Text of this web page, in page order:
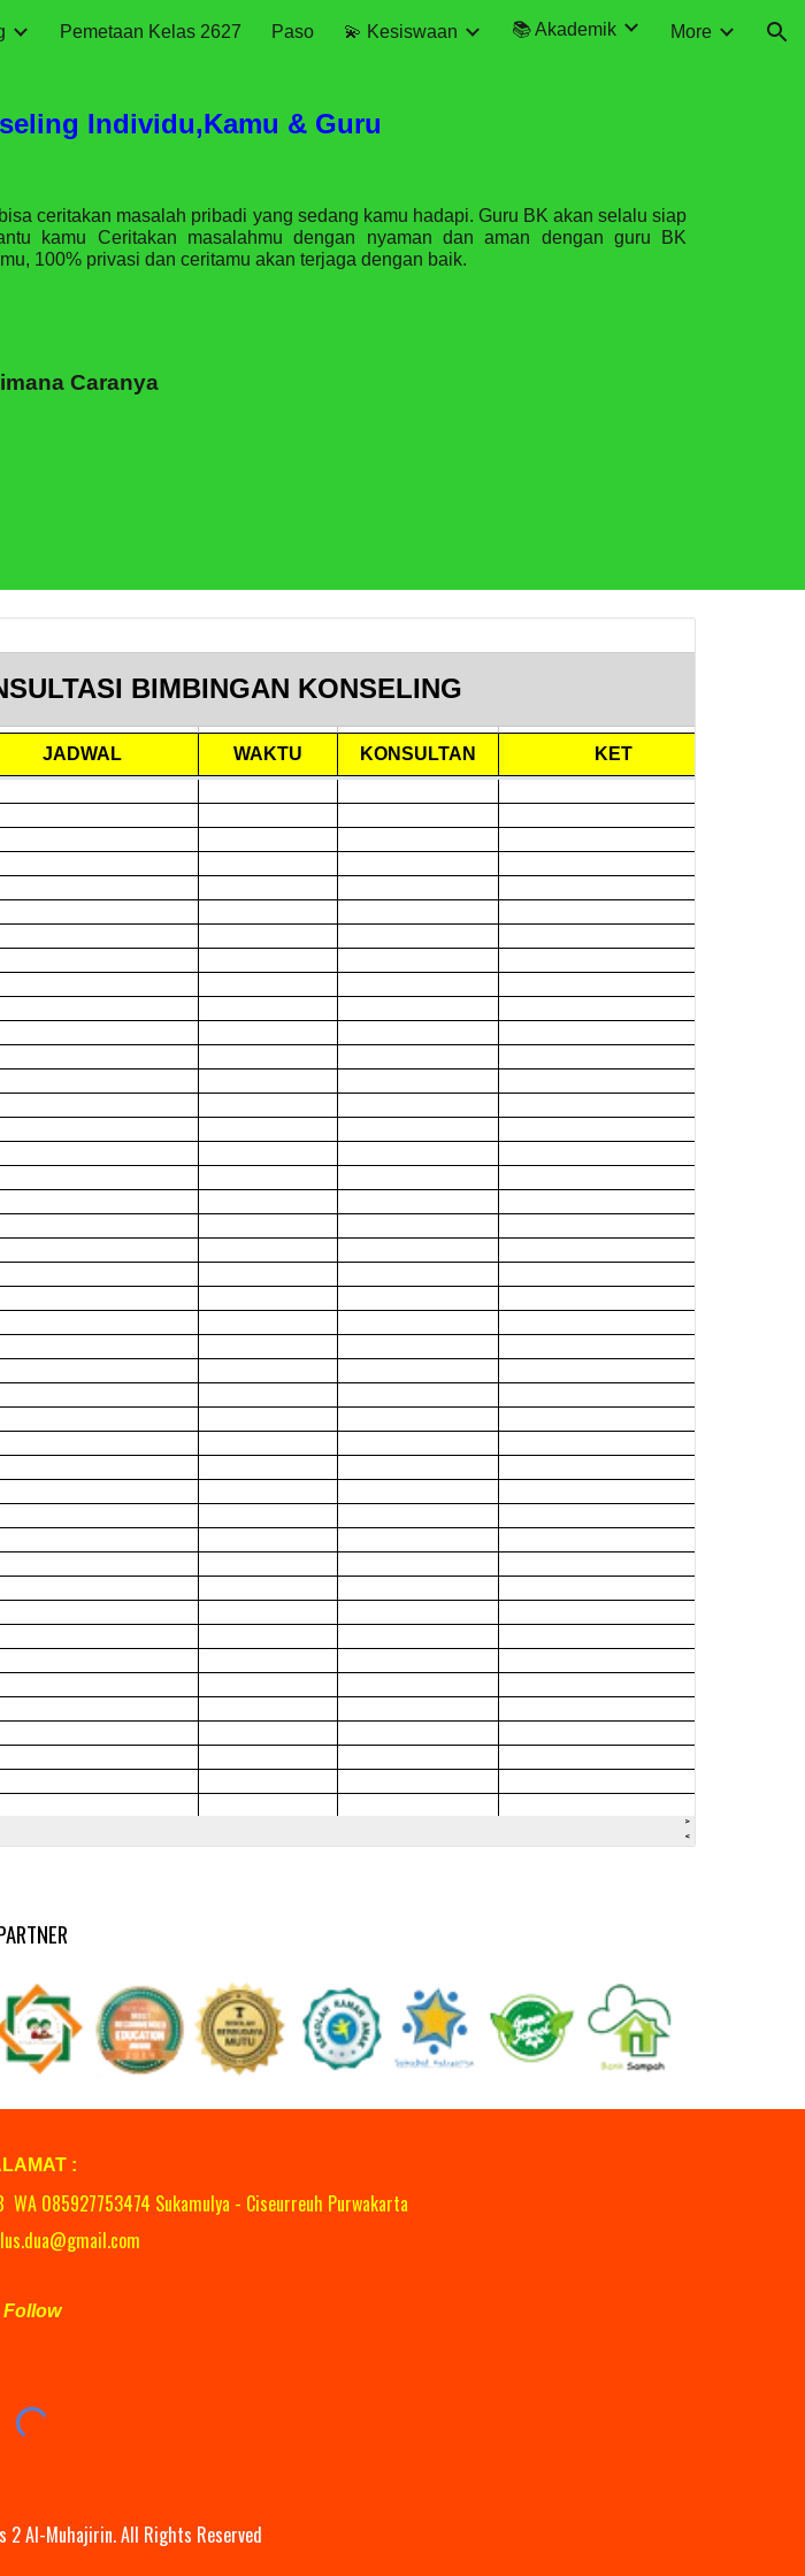
Skip to navigation
Pemetaan Kelas 2627 Paso 💫 Kesiswaan 📚 Akademik More
Individu,Kamu & Guru
ceritakan masalah pribadi yang sedang kamu hadapi. Guru BK akan selalu siap
kamu Ceritakan masalahmu dengan nyaman dan aman dengan guru BK
100% privasi dan ceritamu akan terjaga dengan baik.
Caranya
:
WA 085927753474 Sukamulya - Ciseurreuh Purwakarta
Follow
2 Al-Muhajirin. All Rights Reserved